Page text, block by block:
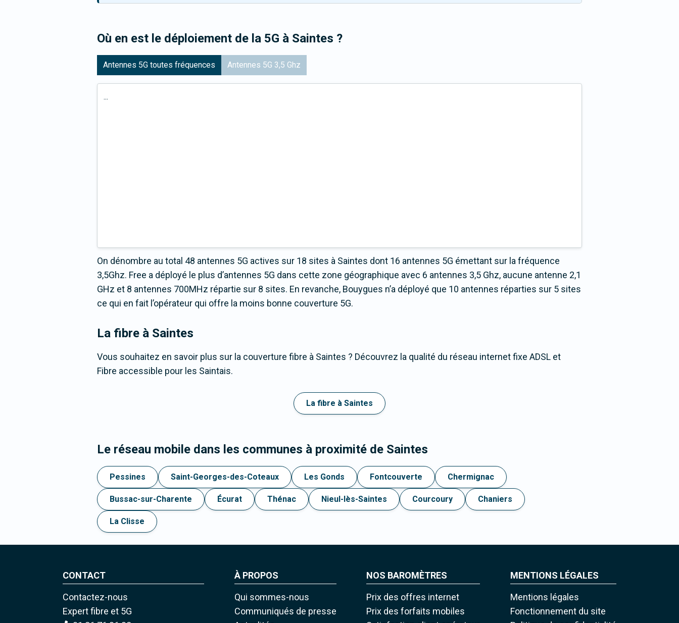
Où en est le déploiement de la 5G à Saintes ?
Antennes 5G toutes fréquences Antennes 5G 3,5 Ghz
...
On dénombre au total 48 antennes 5G actives sur 18 sites à Saintes dont 16 antennes 5G émettant sur la fréquence
3,5Ghz. Free a déployé le plus d’antennes 5G dans cette zone géographique avec 6 antennes 3,5 Ghz, aucune antenne 2,1
GHz et 8 antennes 700MHz répartie sur 8 sites. En revanche, Bouygues n’a déployé que 10 antennes réparties sur 5 sites
ce qui en fait l’opérateur qui offre la moins bonne couverture 5G.
La fibre à Saintes
Vous souhaitez en savoir plus sur la couverture fibre à Saintes ? Découvrez la qualité du réseau internet fixe ADSL et
Fibre accessible pour les Saintais.
La fibre à Saintes
Le réseau mobile dans les communes à proximité de Saintes
Pessines Saint-Georges-des-Coteaux Les Gonds Fontcouverte Chermignac
Bussac-sur-Charente Écurat Thénac Nieul-lès-Saintes Courcoury Chaniers
La Clisse
CONTACT
Contactez-nous
Expert fibre et 5G
À PROPOS
Qui sommes-nous
Communiqués de presse
NOS BAROMÈTRES
Prix des offres internet
Prix des forfaits mobiles
MENTIONS LÉGALES
Mentions légales
Fonctionnement du site